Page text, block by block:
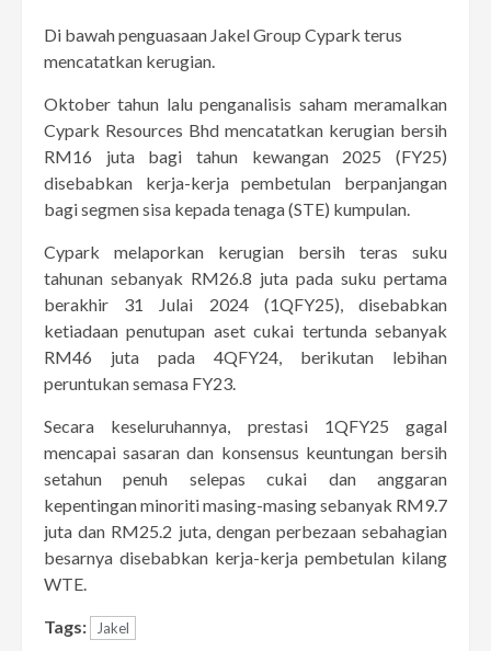
Di bawah penguasaan Jakel Group Cypark terus
mencatatkan kerugian.
Oktober tahun lalu penganalisis saham meramalkan
Cypark Resources Bhd mencatatkan kerugian bersih
RM16 juta bagi tahun kewangan 2025 (FY25)
disebabkan kerja-kerja pembetulan berpanjangan
bagi segmen sisa kepada tenaga (STE) kumpulan.
Cypark melaporkan kerugian bersih teras suku
tahunan sebanyak RM26.8 juta pada suku pertama
berakhir 31 Julai 2024 (1QFY25), disebabkan
ketiadaan penutupan aset cukai tertunda sebanyak
RM46 juta pada 4QFY24, berikutan lebihan
peruntukan semasa FY23.
Secara keseluruhannya, prestasi 1QFY25 gagal
mencapai sasaran dan konsensus keuntungan bersih
setahun penuh selepas cukai dan anggaran
kepentingan minoriti masing-masing sebanyak RM9.7
juta dan RM25.2 juta, dengan perbezaan sebahagian
besarnya disebabkan kerja-kerja pembetulan kilang
WTE.
Tags: Jakel